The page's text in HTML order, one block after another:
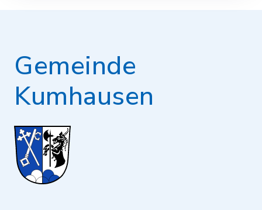
Gemeinde
Kumhausen